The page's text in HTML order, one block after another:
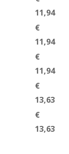
11,94
€
11,94
€
11,94
€
13,63
€
13,63